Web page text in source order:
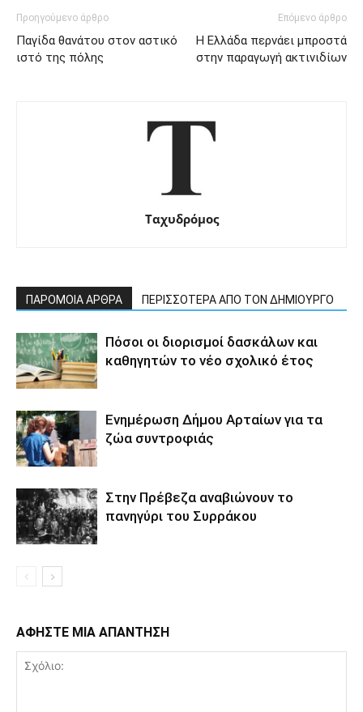
Προηγούμενο άρθρο
Παγίδα θανάτου στον αστικό
ιστό της πόλης
Επόμενο άρθρο
Η Ελλάδα περνάει μπροστά
στην παραγωγή ακτινιδίων
Ταχυδρόμος
ΠΑΡΟΜΟΙΑ ΑΡΘΡΑ ΠΕΡΙΣΣΟΤΕΡΑ ΑΠΟ ΤΟΝ ΔΗΜΙΟΥΡΓΟ
Πόσοι οι διορισμοί δασκάλων και
καθηγητών το νέο σχολικό έτος
Ενημέρωση Δήμου Αρταίων για τα
ζώα συντροφιάς
Στην Πρέβεζα αναβιώνουν το
πανηγύρι του Συρράκου
ΑΦΗΣΤΕ ΜΙΑ ΑΠΑΝΤΗΣΗ